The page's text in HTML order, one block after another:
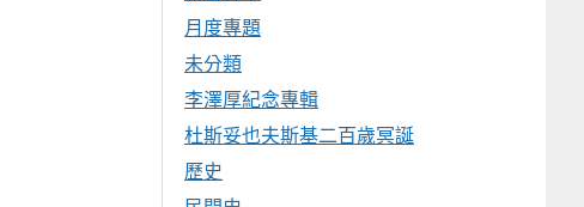
月度專題
未分類
李澤厚紀念專輯
杜斯妥也夫斯基二百歲冥誕
歷史